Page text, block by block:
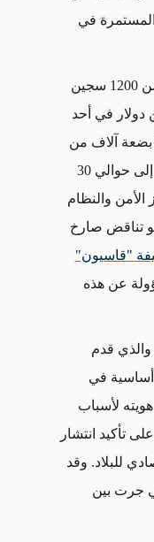
في
- أكثر من 1200 سجين
الاستطلاع إنّ الرشاوى ارتفعت إلى حوالي 3 ملايين دولار في أحد
بضعة آلاف من
الدولارات أو أقل، لكنّ الرشاوى ستزداد للعائلات التي تعيش خارج سوريا، لتصل إلى حوالي 30
والنظام
تناقض صارخ
"قاسيون"
عن هذه
قدم
أساسية في
لأسباب
تأكيد انتشار
للبلاد. وقد
جرت بين